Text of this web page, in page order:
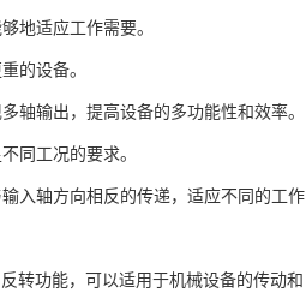
地适应工作需要。
的设备。
轴输出，提高设备的多功能性和效率。
同工况的要求。
入轴方向相反的传递，适应不同的工作
转功能，可以适用于机械设备的传动和